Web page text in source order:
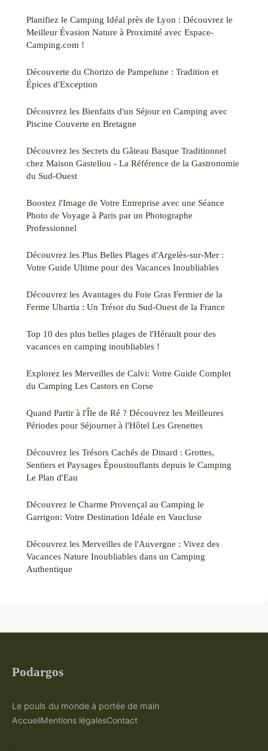
Planifiez le Camping Idéal près de Lyon : Découvrez le
Meilleur Évasion Nature à Proximité avec Espace-
Camping.com !
Découverte du Chorizo de Pampelune : Tradition et
Épices d'Exception
Découvrez les Bienfaits d'un Séjour en Camping avec
Piscine Couverte en Bretagne
Découvrez les Secrets du Gâteau Basque Traditionnel
chez Maison Gastellou - La Référence de la Gastronomie
du Sud-Ouest
Boostez l'Image de Votre Entreprise avec une Séance
Photo de Voyage à Paris par un Photographe
Professionnel
Découvrez les Plus Belles Plages d'Argelès-sur-Mer :
Votre Guide Ultime pour des Vacances Inoubliables
Découvrez les Avantages du Foie Gras Fermier de la
Ferme Uhartia : Un Trésor du Sud-Ouest de la France
Top 10 des plus belles plages de l'Hérault pour des
vacances en camping inoubliables !
Explorez les Merveilles de Calvi: Votre Guide Complet
du Camping Les Castors en Corse
Quand Partir à l'Île de Ré ? Découvrez les Meilleures
Périodes pour Séjourner à l'Hôtel Les Grenettes
Découvrez les Trésors Cachés de Dinard : Grottes,
Sentiers et Paysages Époustouflants depuis le Camping
Le Plan d'Eau
Découvrez le Charme Provençal au Camping le
Garrigon: Votre Destination Idéale en Vaucluse
Découvrez les Merveilles de l'Auvergne : Vivez des
Vacances Nature Inoubliables dans un Camping
Authentique
Podargos
Le pouls du monde à portée de main
AccueilMentions légalesContact